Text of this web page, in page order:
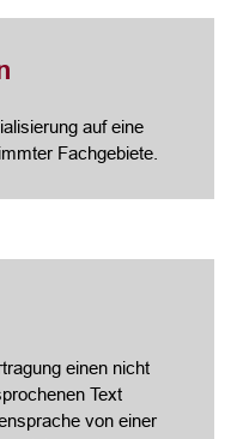
auf eine
Fachgebiete.
einen nicht
Text
von einer